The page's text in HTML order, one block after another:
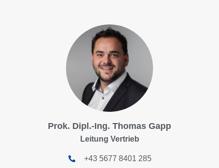
Prok. Dipl.-Ing. Thomas Gapp
Leitung Vertrieb
+43 5677 8401 285